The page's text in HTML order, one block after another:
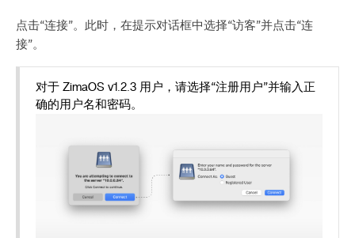
点击“连接”。此时，在提示对话框中选择“访客”并点击“连
接”。
对于 ZimaOS v1.2.3 用户，请选择“注册用户”并输入正
确的用户名和密码。